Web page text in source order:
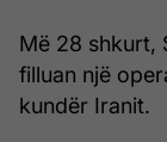
Më 28 shkurt,
filluan një
kundër Iranit.